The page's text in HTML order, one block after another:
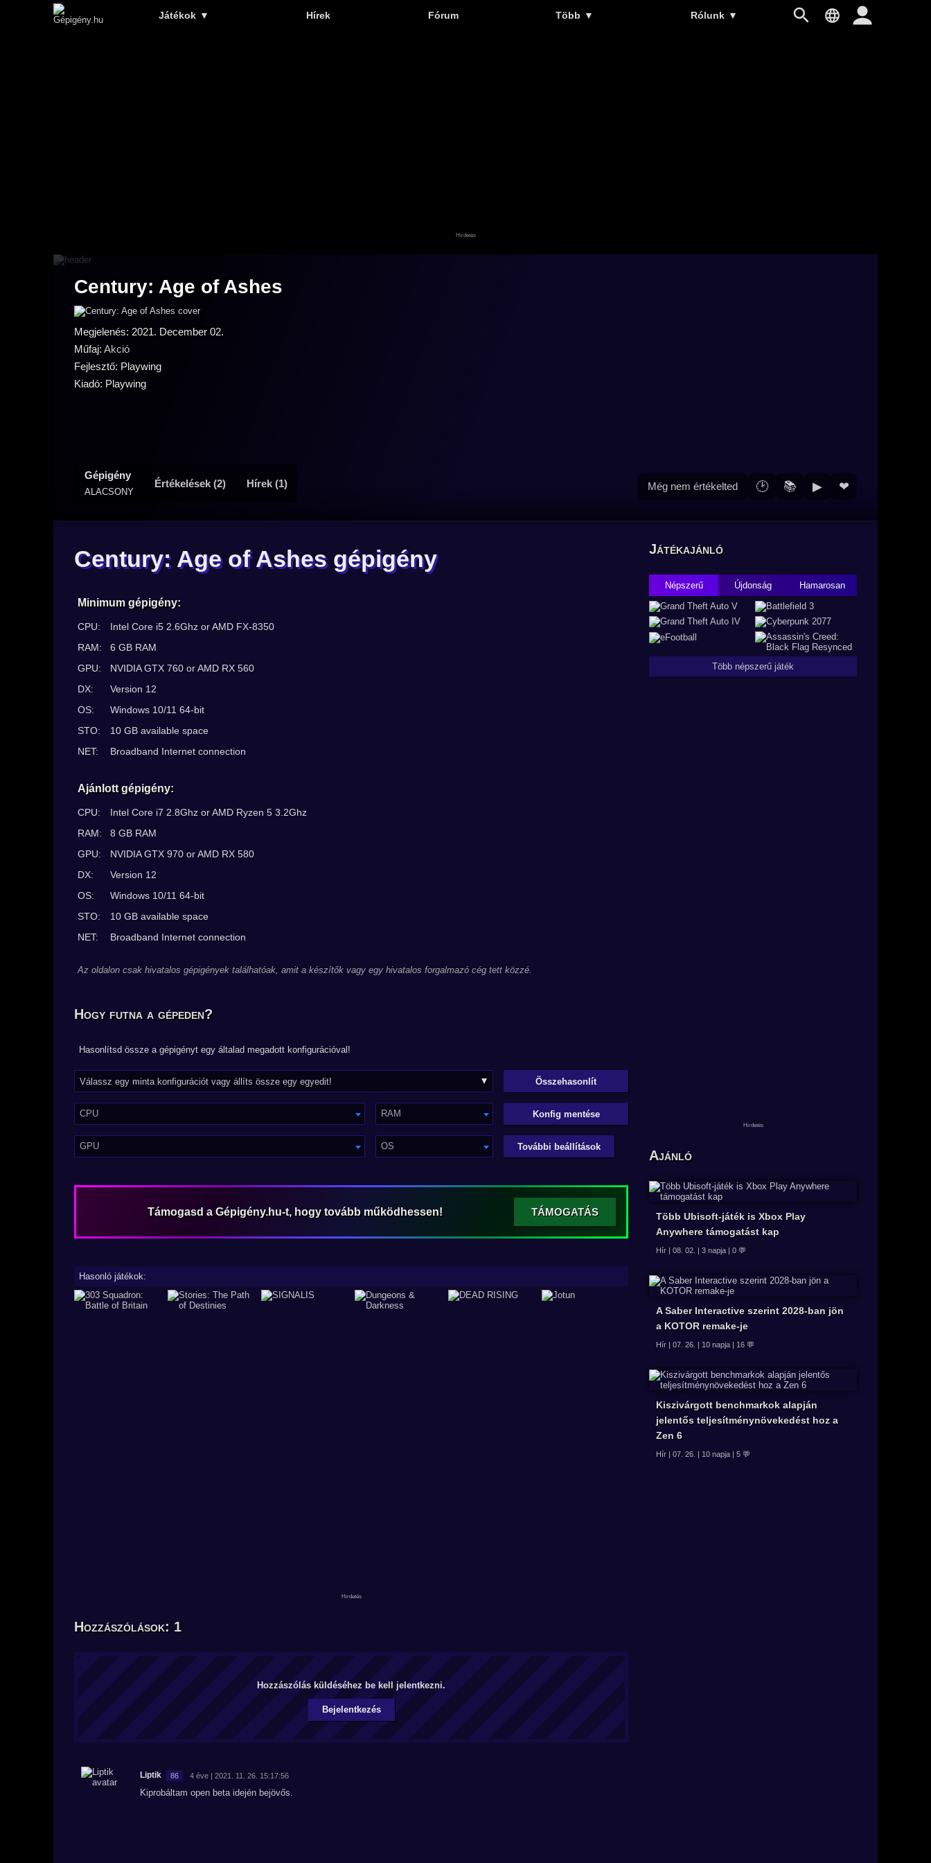
Játékok ▼ Hírek Fórum Több ▼ Rólunk ▼
Century: Age of Ashes
Megjelenés: 2021. December 02.
Műfaj: Akció
Fejlesztő: Playwing
Kiadó: Playwing
Gépigény
ALACSONY
Értékelések (2) Hírek (1) Még nem értékelted 🕑 📚 ▶ ❤
Century: Age of Ashes gépigény
Minimum gépigény:
CPU:
Intel Core i5 2.6Ghz or AMD FX-8350
RAM:
6 GB RAM
GPU:
NVIDIA GTX 760 or AMD RX 560
DX:
Version 12
OS:
Windows 10/11 64-bit
STO:
10 GB available space
NET:
Broadband Internet connection
Ajánlott gépigény:
CPU:
Intel Core i7 2.8Ghz or AMD Ryzen 5 3.2Ghz
RAM:
8 GB RAM
GPU:
NVIDIA GTX 970 or AMD RX 580
DX:
Version 12
OS:
Windows 10/11 64-bit
STO:
10 GB available space
NET:
Broadband Internet connection
Az oldalon csak hivatalos gépigények találhatóak, amit a készítők vagy egy hivatalos forgalmazó cég tett közzé.
Hogy futna a gépeden?
Hasonlítsd össze a gépigényt egy általad megadott konfigurációval!
CPU RAM
GPU OS
Konfig mentése
További beállítások
Támogasd a Gépigény.hu-t, hogy tovább működhessen! TÁMOGATÁS
Hasonló játékok:
Hozzászólások: 1
Hozzászólás küldéséhez be kell jelentkezni.
Bejelentkezés
Liptik 86 4 éve | 2021. 11. 26. 15:17:56
Kiprobáltam open beta idején bejövős.
Játékajánló
Népszerű Újdonság Hamarosan
Több népszerű játék
Ajánló
Több Ubisoft-játék is Xbox Play
Anywhere támogatást kap
Hír | 08. 02. | 3 napja | 0 💬
A Saber Interactive szerint 2028-ban jön
a KOTOR remake-je
Hír | 07. 26. | 10 napja | 16 💬
Kiszivárgott benchmarkok alapján
jelentős teljesítménynövekedést hoz a
Zen 6
Hír | 07. 26. | 10 napja | 5 💬